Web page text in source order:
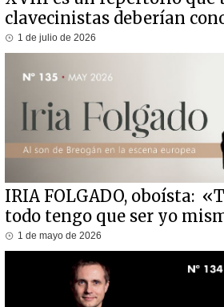
clavecinistas deberían
1 de julio de 2026
IRIA FOLGADO, oboísta:
todo tengo que ser yo
1 de mayo de 2026